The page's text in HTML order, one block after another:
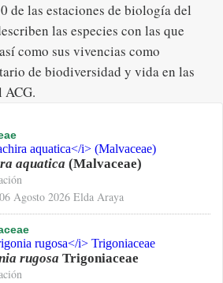
de las estaciones de biología del
las especies con las que
como sus vivencias como
de biodiversidad y vida en las
ACG.
aquatica (Malvaceae)
06 Agosto 2026 Elda Araya
rugosa Trigoniaceae